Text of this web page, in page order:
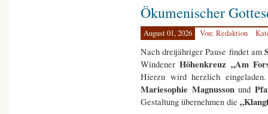
Ökumenischer
August 01, 2026 Von: Redaktion
Nach dreijähriger Pause findet am
WindenerHöhenkreuz „Am
Hierzu wird herzlich
Mariesophie Magnussonund
Gestaltung übernehmen die